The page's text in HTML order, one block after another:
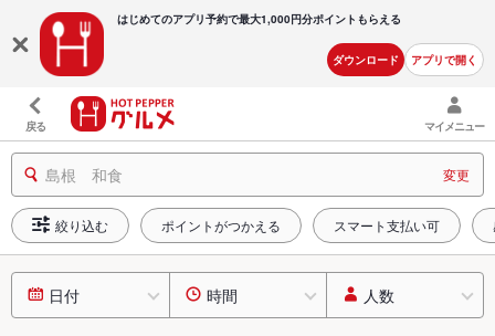
はじめてのアプリ予約で最大1,000円分ポイントもらえる
ダウンロード アプリで開く
戻る マイメニュー
島根 和食 変更
絞り込む ポイントがつかえる スマート支払い可
日付 時間 人数